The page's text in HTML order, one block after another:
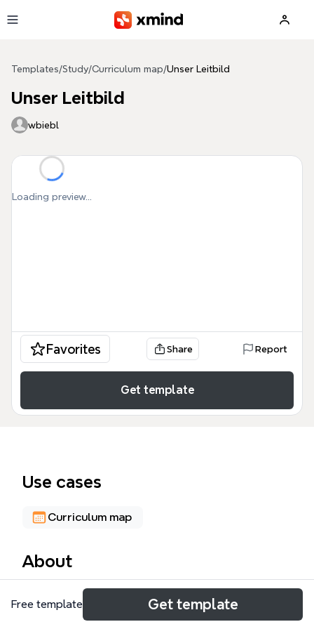
Templates/Study/Curriculum map/Unser Leitbild
Unser Leitbild
wbiebl
Loading preview...
Favorites Share Report
Get template
Use cases
Curriculum map
About
Das 'Unser Leitbild' Mindmap-Template einer
österreichischen Mittelschule visualisiert auf 34
Free template Get template